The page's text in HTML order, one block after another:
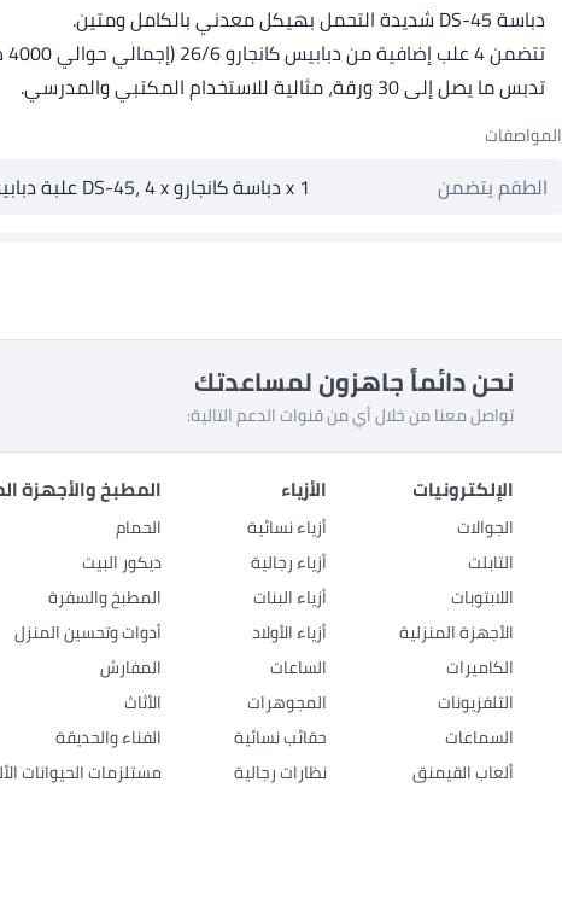
دباسة DS-45 شديدة التحمل بهيكل معدني بالكامل ومتين.
تتضمن 4 علب إضافية من دبابيس كانجارو 26/6 (إجمالي حوالي 4000 دبوس).
تدبس ما يصل إلى 30 ورقة، مثالية للاستخدام المكتبي والمدرسي.
المواصفات
الطقم يتضمن 1 x دباسة كانجارو DS-45، 4 x علبة دبابيس 26/6
نحن دائماً جاهزون لمساعدتك
تواصل معنا من خلال أي من قنوات الدعم التالية:
الإلكترونيات
الجوالات
التابلت
اللابتوبات
الأجهزة المنزلية
الكاميرات
التلفزيونات
السماعات
ألعاب القيمنق
الأزياء
أزياء نسائية
أزياء رجالية
أزياء البنات
أزياء الأولاد
الساعات
المجوهرات
حقائب نسائية
نظارات رجالية
المطبخ والأجهزة
الحمام
ديكور البيت
المطبخ والسفرة
أدوات وتحسين المنزل
المفارش
الأثاث
الفناء والحديقة
مستلزمات الحيوانات